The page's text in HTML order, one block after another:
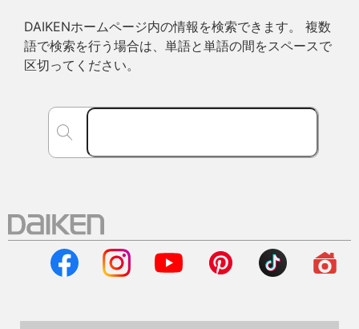
DAIKENホームページ内の情報を検索できます。 複数
語で検索を行う場合は、単語と単語の間をスペースで
区切ってください。